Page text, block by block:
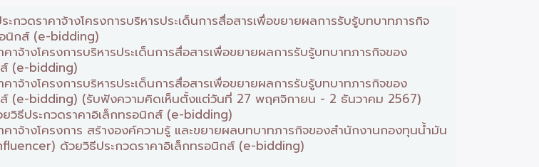
กวดราคาจ้างโครงการบริหารประเด็นการสื่อสารเพื่อขยายผลการรับรู้บทบาทภารกิจ
อนิกส์ (e-bidding)
าจ้างโครงการบริหารประเด็นการสื่อสารเพื่อขยายผลการรับรู้บทบาทภารกิจของ
ส์ (e-bidding)
าจ้างโครงการบริหารประเด็นการสื่อสารเพื่อขยายผลการรับรู้บทบาทภารกิจของ
ส์ (e-bidding) (รับฟังความคิดเห็นตั้งแต่วันที่ 27 พฤศจิกายน - 2 ธันวาคม 2567)
วิธีประกวดราคาอิเล็กทรอนิกส์ (e-bidding)
คาจ้างโครงการ สร้างองค์ความรู้ และขยายผลบทบาทภารกิจของสำนักงานกองทุนน้ำมัน
ด้วยวิธีประกวดราคาอิเล็กทรอนิกส์ (e-bidding)